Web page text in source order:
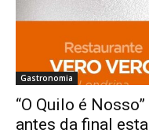
Gastronomia
“O Quilo é
antes da final